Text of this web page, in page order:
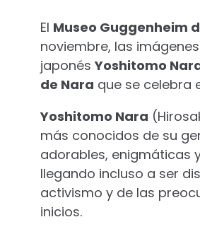
El Museo Guggenheim
noviembre, las
japonésYoshitomo
de Nara que se celebra
Yoshitomo Nara
más conocidos de su
adorables, enigmáticas
llegando incluso a ser
activismo y de las
inicios.